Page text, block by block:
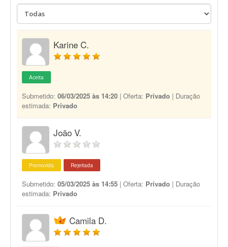
Karine C.
Aceita
Submetido: 06/03/2025 às 14:20 | Oferta: Privado | Duração
estimada: Privado
João V.
Promovida Rejeitada
Submetido: 05/03/2025 às 14:55 | Oferta: Privado | Duração
estimada: Privado
Camila D.